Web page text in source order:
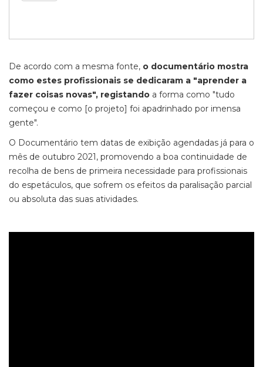
De acordo com a mesma fonte, o documentário mostra
como estes profissionais se dedicaram a "aprender a
fazer coisas novas", registando a forma como "tudo
começou e como [o projeto] foi apadrinhado por imensa
gente".
O Documentário tem datas de exibição agendadas já para o
mês de outubro 2021, promovendo a boa continuidade de
recolha de bens de primeira necessidade para profissionais
do espetáculos, que sofrem os efeitos da paralisação parcial
ou absoluta das suas atividades.